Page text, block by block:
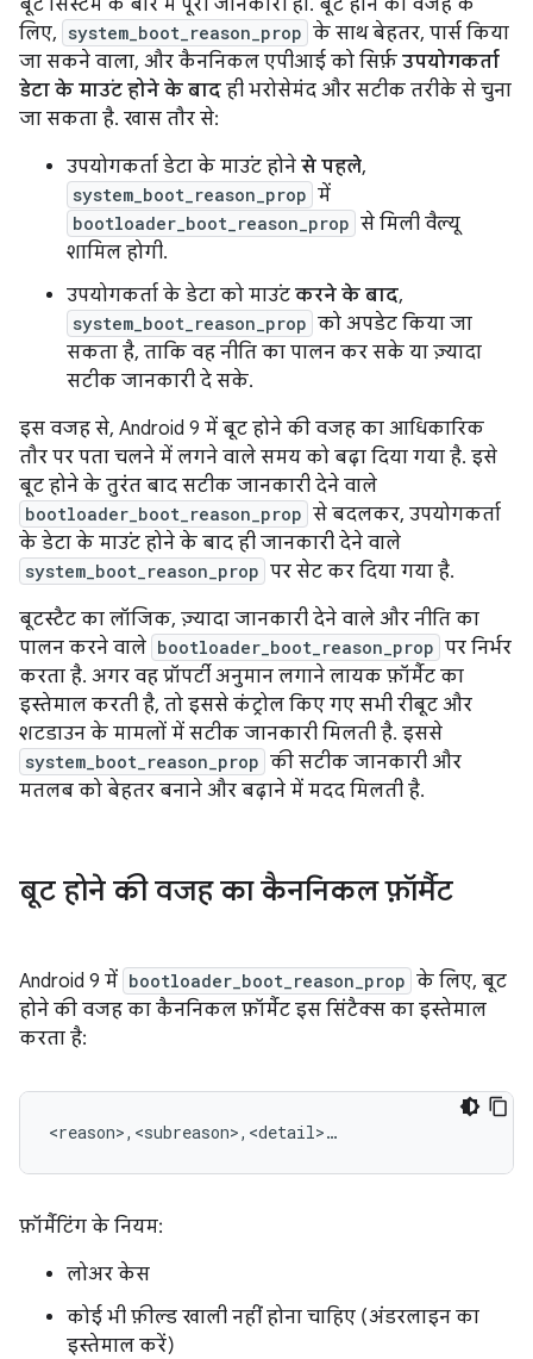
बूट सिस्टम के बारे में पूरी जानकारी हो. बूट होने की वजह के
लिए, system_boot_reason_prop के साथ बेहतर, पार्स किया
जा सकने वाला, और कैननिकल एपीआई को सिर्फ़ उपयोगकर्ता
डेटा के माउंट होने के बाद ही भरोसेमंद और सटीक तरीके से चुना
जा सकता है. खास तौर से:
उपयोगकर्ता डेटा के माउंट होने से पहले,
system_boot_reason_prop में
bootloader_boot_reason_prop से मिली वैल्यू
शामिल होगी.
उपयोगकर्ता के डेटा को माउंट करने के बाद,
system_boot_reason_prop को अपडेट किया जा
सकता है, ताकि वह नीति का पालन कर सके या ज़्यादा
सटीक जानकारी दे सके.
इस वजह से, Android 9 में बूट होने की वजह का आधिकारिक
तौर पर पता चलने में लगने वाले समय को बढ़ा दिया गया है. इसे
बूट होने के तुरंत बाद सटीक जानकारी देने वाले
bootloader_boot_reason_prop से बदलकर, उपयोगकर्ता
के डेटा के माउंट होने के बाद ही जानकारी देने वाले
system_boot_reason_prop पर सेट कर दिया गया है.
बूटस्टैट का लॉजिक, ज़्यादा जानकारी देने वाले और नीति का
पालन करने वाले bootloader_boot_reason_prop पर निर्भर
करता है. अगर वह प्रॉपर्टी अनुमान लगाने लायक फ़ॉर्मैट का
इस्तेमाल करती है, तो इससे कंट्रोल किए गए सभी रीबूट और
शटडाउन के मामलों में सटीक जानकारी मिलती है. इससे
system_boot_reason_prop की सटीक जानकारी और
मतलब को बेहतर बनाने और बढ़ाने में मदद मिलती है.
बूट होने की वजह का कैननिकल फ़ॉर्मैट
Android 9 में bootloader_boot_reason_prop के लिए, बूट
होने की वजह का कैननिकल फ़ॉर्मैट इस सिंटैक्स का इस्तेमाल
करता है:
<reason>,<subreason>,<detail>…
फ़ॉर्मैटिंग के नियम:
लोअर केस
कोई भी फ़ील्ड खाली नहीं होना चाहिए (अंडरलाइन का
इस्तेमाल करें)